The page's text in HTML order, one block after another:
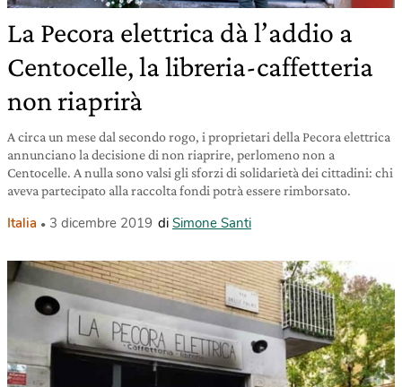
La Pecora elettrica dà l’addio a
Centocelle, la libreria-caffetteria
non riaprirà
A circa un mese dal secondo rogo, i proprietari della Pecora elettrica
annunciano la decisione di non riaprire, perlomeno non a
Centocelle. A nulla sono valsi gli sforzi di solidarietà dei cittadini: chi
aveva partecipato alla raccolta fondi potrà essere rimborsato.
Italia 3 dicembre 2019 di Simone Santi